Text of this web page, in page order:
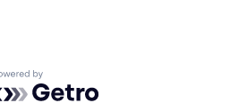
by Getro.com